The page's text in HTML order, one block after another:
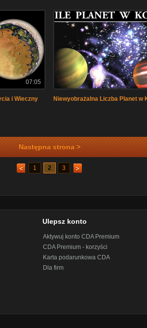
07:05
i Wieczny
Niewyobrażalna Liczba Planet w
Następna strona >
1 2 3
Ulepsz konto
Aktywuj konto CDA Premium
CDA Premium - korzyści
Karta podarunkowa CDA
Dla firm